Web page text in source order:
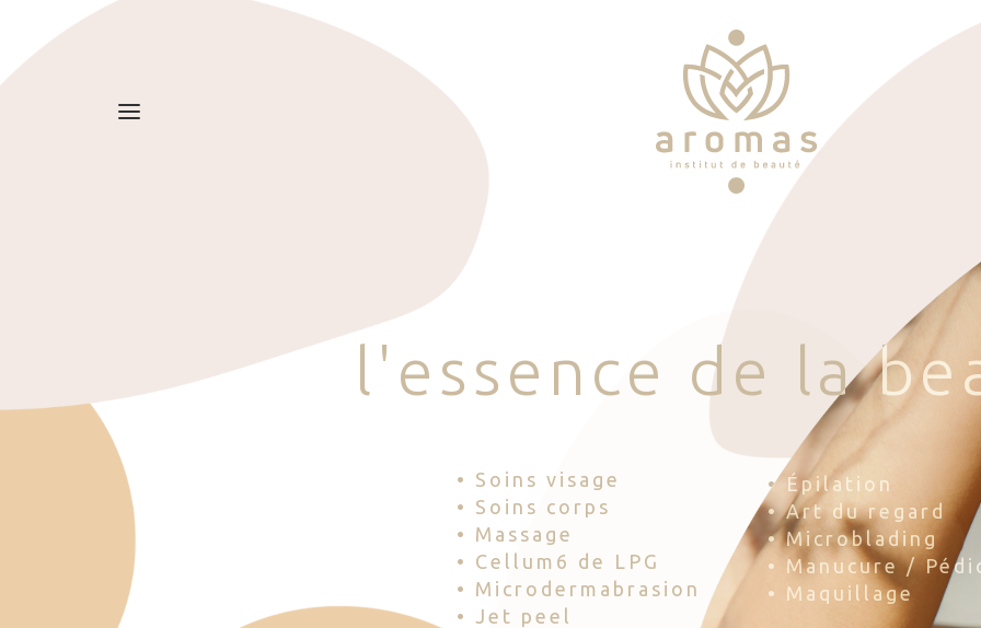
l 'esse nce d e la be
• Soins visage
• Soins corps
• Massage
• Cellum6 de LPG
• Microdermabrasion
• Jet peel
• Épilation
• Art du regard
• Microblading
• Manucure /
• Maquillage